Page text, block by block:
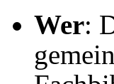
Wer: